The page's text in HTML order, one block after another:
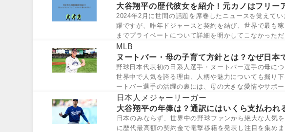
大谷翔平の歴代彼女を紹介！元カノはフリー
2024年2月に世間の話題を席巻したニュースを覚えて
躍ですが、昨年ドジャースと契約を結び、世界で最も
までプライベートについて詳細を明かしてこなかった
平の結婚相...
MLB
ヌートバー・母の子育て方針とは？なぜ日本
野球日本代表初の日系人選手・ヌートバー選手の母に
世界中で人気を誇る理由、人柄や魅力についても掘り
ートバー選手の活躍の裏には、母の大きな愛情やサポ
選手ですが...
日本人メジャーリーガー
大谷翔平の年俸は？通訳にはいくら支払われ
日本のみならず、世界中の野球ファンから絶大な人気
に歴代最高額の契約金で電撃移籍を発表し注目を集め